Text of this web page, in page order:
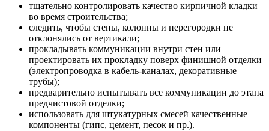
тщательно контролировать качество кирпичной кладки
во время строительства;
следить, чтобы стены, колонны и перегородки не
отклонялись от вертикали;
прокладывать коммуникации внутри стен или
проектировать их прокладку поверх финишной отделки
(электропроводка в кабель-каналах, декоративные
трубы);
предварительно испытывать все коммуникации до этапа
предчистовой отделки;
использовать для штукатурных смесей качественные
компоненты (гипс, цемент, песок и пр.).